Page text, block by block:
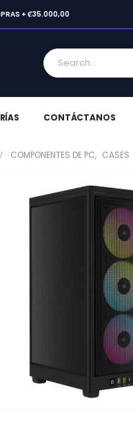
+ ₡35.000,00
CONTÁCTANOS
COMPONENTES DE PC, CASES